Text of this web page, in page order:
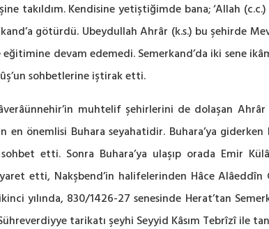
takıldım. Kendisine yetiştiğimde bana; ‘Allah
götürdü. Ubeydullah Ahrâr (k.s.) bu şehirde
devam edemedi. Semerkand’da iki sene
sohbetlerine iştirak etti.
muhtelif şehirlerini de dolaşan
en önemlisi Buhara seyahatidir. Buhara’ya
etti. Sonra Buhara’ya ulaşıp orada Emir
etti, Nakşbend’in halifelerinden Hâce
yılında, 830/1426-27 senesinde Herat’tan
tarikatı şeyhi Seyyid Kâsım Tebrîzî ile